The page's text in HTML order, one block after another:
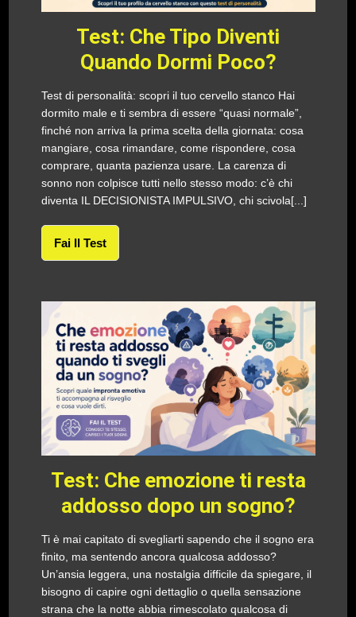
Test: Che Tipo Diventi
Quando Dormi Poco?
Test di personalità: scopri il tuo cervello stanco Hai
dormito male e ti sembra di essere “quasi normale”,
finché non arriva la prima scelta della giornata: cosa
mangiare, cosa rimandare, come rispondere, cosa
comprare, quanta pazienza usare. La carenza di
sonno non colpisce tutti nello stesso modo: c’è chi
diventa IL DECISIONISTA IMPULSIVO, chi scivola[...]
Fai Il Test
Test: Che emozione ti resta
addosso dopo un sogno?
Ti è mai capitato di svegliarti sapendo che il sogno era
finito, ma sentendo ancora qualcosa addosso?
Un’ansia leggera, una nostalgia difficile da spiegare, il
bisogno di capire ogni dettaglio o quella sensazione
strana che la notte abbia rimescolato qualcosa di